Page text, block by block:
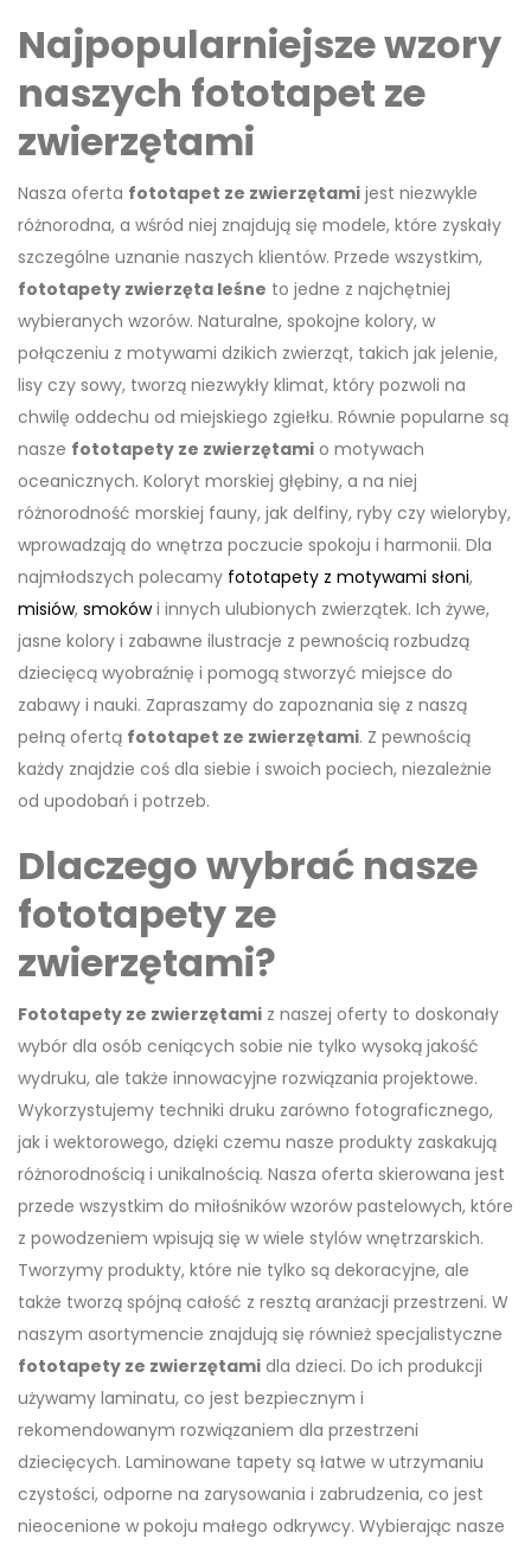
Najpopularniejsze wzory
naszych fototapet ze
zwierzętami
Nasza oferta fototapet ze zwierzętami jest niezwykle
różnorodna, a wśród niej znajdują się modele, które zyskały
szczególne uznanie naszych klientów. Przede wszystkim,
fototapety zwierzęta leśne to jedne z najchętniej
wybieranych wzorów. Naturalne, spokojne kolory, w
połączeniu z motywami dzikich zwierząt, takich jak jelenie,
lisy czy sowy, tworzą niezwykły klimat, który pozwoli na
chwilę oddechu od miejskiego zgiełku. Równie popularne są
nasze fototapety ze zwierzętami o motywach
oceanicznych. Koloryt morskiej głębiny, a na niej
różnorodność morskiej fauny, jak delfiny, ryby czy wieloryby,
wprowadzają do wnętrza poczucie spokoju i harmonii. Dla
najmłodszych polecamy fototapety z motywami słoni,
misiów, smokówi innych ulubionych zwierzątek. Ich żywe,
jasne kolory i zabawne ilustracje z pewnością rozbudzą
dziecięcą wyobraźnię i pomogą stworzyć miejsce do
zabawy i nauki. Zapraszamy do zapoznania się z naszą
pełną ofertą fototapet ze zwierzętami. Z pewnością
każdy znajdzie coś dla siebie i swoich pociech, niezależnie
od upodobań i potrzeb.
Dlaczego wybrać nasze
fototapety ze
zwierzętami?
Fototapety ze zwierzętami z naszej oferty to doskonały
wybór dla osób ceniących sobie nie tylko wysoką jakość
wydruku, ale także innowacyjne rozwiązania projektowe.
Wykorzystujemy techniki druku zarówno fotograficznego,
jak i wektorowego, dzięki czemu nasze produkty zaskakują
różnorodnością i unikalnością. Nasza oferta skierowana jest
przede wszystkim do miłośników wzorów pastelowych, które
z powodzeniem wpisują się w wiele stylów wnętrzarskich.
Tworzymy produkty, które nie tylko są dekoracyjne, ale
także tworzą spójną całość z resztą aranżacji przestrzeni. W
naszym asortymencie znajdują się również specjalistyczne
fototapety ze zwierzętami dla dzieci. Do ich produkcji
używamy laminatu, co jest bezpiecznym i
rekomendowanym rozwiązaniem dla przestrzeni
dziecięcych. Laminowane tapety są łatwe w utrzymaniu
czystości, odporne na zarysowania i zabrudzenia, co jest
nieocenione w pokoju małego odkrywcy. Wybierając nasze